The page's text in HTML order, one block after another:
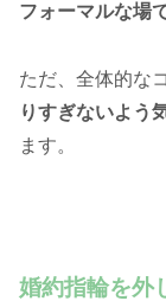
フォーマルな場
ただ、全体的な
りすぎないよう
ます。
婚約指輪を外